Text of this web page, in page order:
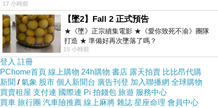
商品訊息 :
17 小時前
【墜2】Fall 2 正式預告
★《墜》正宗續集電影 ★《愛你致死不渝》團隊
打造 ★ 準備好再次墜落了嗎？
15 小時前
登入 註冊
PChome首頁 線上購物 24h購物 書店 露天拍賣 比比昂代購
新聞 /氣象 股市 個人新聞台 廣告刊登 加入聯播網 全球購物
買賣租屋 支付連 國際連 Pi 拍錢包 旅遊 服務中心
買車 旅行團 汽車險推薦 線上麻將 雜誌 星座命理 會員中心